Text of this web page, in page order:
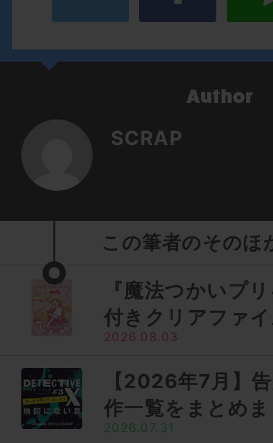
SCRAP
この筆者のそのほ
『魔法つかいプ
付きクリアファ
2026.08.03
【2026年7月】
作一覧をまとめ
2026.07.31